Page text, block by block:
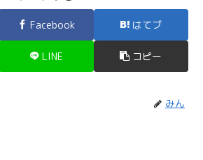
Facebook はてブ
LINE コピー
みん